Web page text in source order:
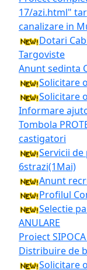
17/azi.html"
canalizare in
Dotari
Targoviste
Anunt sedinta
Solicitare
Solicitare
Informare
Tombola
castigatori
Servicii
6strazi(1Mai)
Anunt
Profilul
Selectie
ANULARE
Proiect SIPOCA
Distribuire de
Solicitare